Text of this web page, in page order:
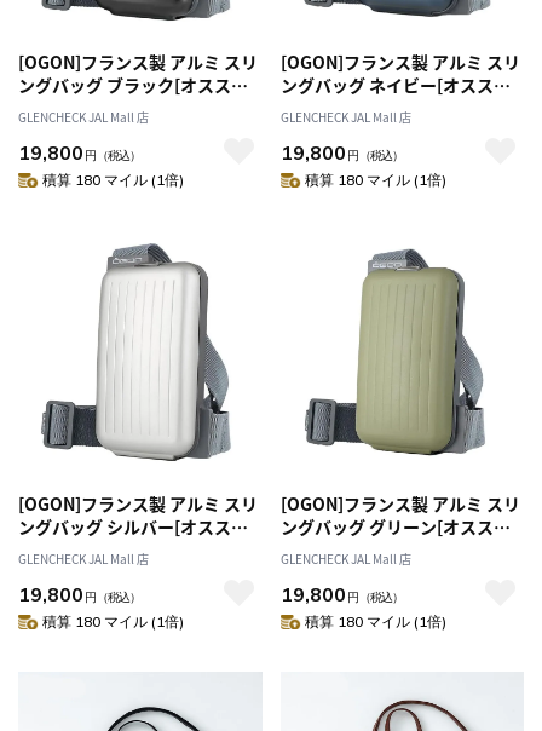
[OGON]フランス製 アルミ スリ
ングバッグ ブラック[オススメ
対象]
GLENCHECK JAL Mall 店
19,800 円 （税込）
積算 180 マイル (1倍)
[OGON]フランス製 アルミ スリ
ングバッグ ネイビー[オススメ
対象]
GLENCHECK JAL Mall 店
19,800 円 （税込）
積算 180 マイル (1倍)
[OGON]フランス製 アルミ スリ
ングバッグ シルバー[オススメ
対象]
GLENCHECK JAL Mall 店
19,800 円 （税込）
積算 180 マイル (1倍)
[OGON]フランス製 アルミ スリ
ングバッグ グリーン[オススメ
対象]
GLENCHECK JAL Mall 店
19,800 円 （税込）
積算 180 マイル (1倍)